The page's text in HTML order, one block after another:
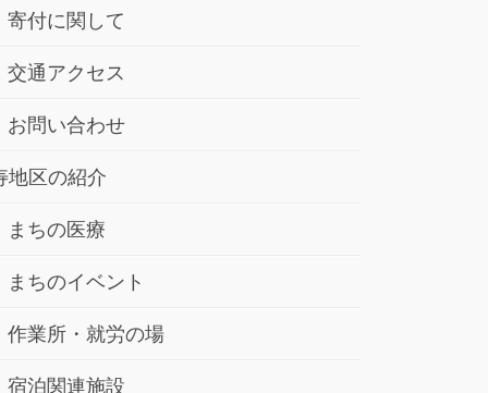
寄付に関して
交通アクセス
お問い合わせ
地区の紹介
まちの医療
まちのイベント
作業所・就労の場
宿泊関連施設